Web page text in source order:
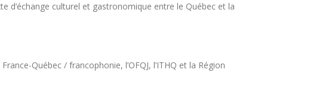
d’échange culturel et gastronomique entre le Québec et la
Québec / francophonie, l’OFQJ, l’ITHQ et la Région